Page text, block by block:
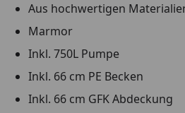
Aus hochwertigen
Marmor
Inkl. 750L Pumpe
Inkl. 66 cm PE Becken
Inkl. 66 cm GFK Abdeckung